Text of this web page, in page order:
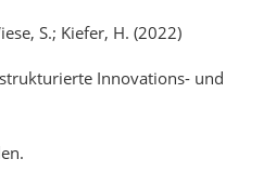
S.; Kiefer, H. (2022)
Innovations- und